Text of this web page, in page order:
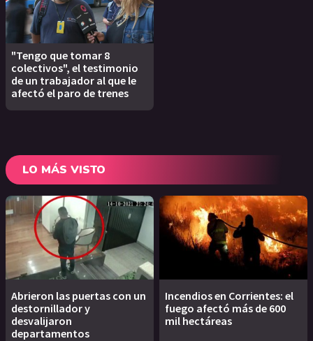
"Tengo que tomar 8
colectivos", el testimonio
de un trabajador al que le
afectó el paro de trenes
LO MÁS VISTO
Abrieron las puertas con un
destornillador y
desvalijaron
departamentos
Incendios en Corrientes: el
fuego afectó más de 600
mil hectáreas